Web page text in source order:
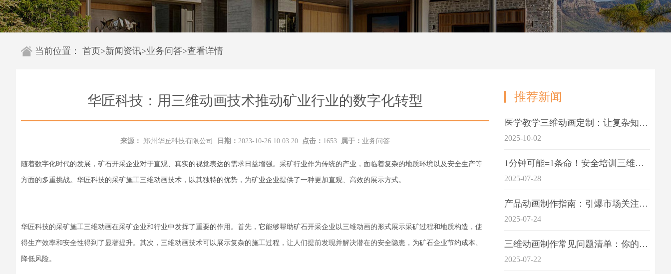
当前位置： 首页>新闻资讯>业务问答>查看详情
华匠科技：用三维动画技术推动矿业行业的数字化转型
来源： 郑州华匠科技有限公司 日期： 2023-10-26 10:03:20 点击： 1653 属于： 业务问答
随着数字化时代的发展，矿石开采企业对于直观、真实的视觉表达的需求日益增强。采矿行业作为传统的产业，面临着复杂的地质环境以及安全生产等
方面的多重挑战。华匠科技的采矿施工三维动画技术，以其独特的优势，为矿业企业提供了一种更加直观、高效的展示方式。
华匠科技的采矿施工三维动画在采矿企业和行业中发挥了重要的作用。首先，它能够帮助矿石开采企业以三维动画的形式展示采矿过程和地质构造，使
得生产效率和安全性得到了显著提升。其次，三维动画技术可以展示复杂的施工过程，让人们提前发现并解决潜在的安全隐患，为矿石企业节约成本、
降低风险。
推荐新闻
医学教学三维动画定制：让复杂知识一目了
2025-10-02
1分钟可能=1条命！安全培训三维动画制作成本效益深度拆解
2025-07-28
产品动画制作指南：引爆市场关注的视觉引擎
2025-07-24
三维动画制作常见问题清单：你的项目是否踩中这6大技术雷区？
2025-07-22